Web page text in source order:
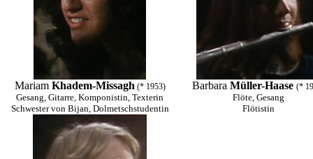
Mariam Khadem-Missagh(* 1953)
Gesang, Gitarre, Komponistin, Texterin
Schwester von Bijan, Dolmetschstudentin
Barbara Müller-Haase (*
Flöte, Gesang
Flötistin